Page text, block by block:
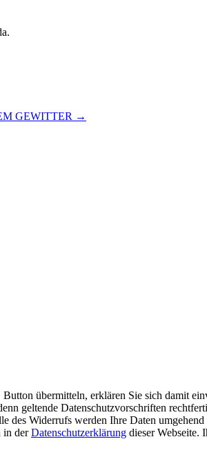
GEWITTER →
übermitteln, erklären Sie sich damit
geltende Datenschutzvorschriften
Widerrufs werden Ihre Daten umgehend
in derDatenschutzerklärung dieser Webseite.